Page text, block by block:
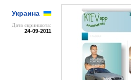
Украина
Дата cкриншота:
24-09-2011